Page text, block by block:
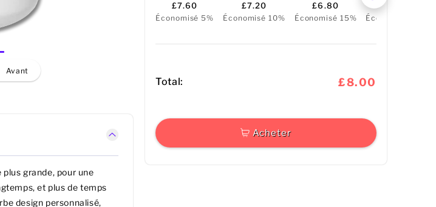
avant
grande, pour une
et plus de temps
design personnalisé,
£7.60
Économisé 5%
£7.20
Économisé 10%
£6.80
Économisé 15%
£6.40
Économisé 20%
Total: £8.00
Acheter